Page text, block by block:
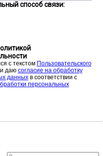
способ связи:
с текстом Пользовательского
и даю cогласие на обработку
данныхв соответствии с
персональных